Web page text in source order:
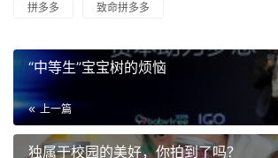
拼多多 致命拼多多
“中等生”宝宝树的烦恼
上一篇
独属于校园的美好，你拍到了吗？